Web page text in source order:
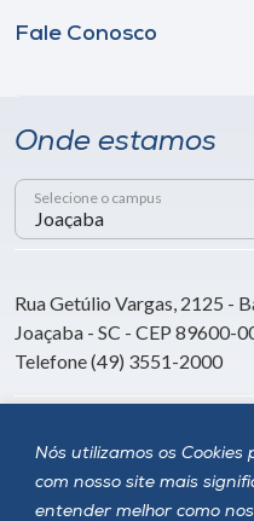
Nós utilizamos os
com nosso site mais
entender melhor como
Fale Conosco
Onde estamos
Selecione o campus
Rua Getúlio Vargas, 2125 -
Joaçaba - SC - CEP 89600-
Telefone (49) 3551-2000
Siga a Unoesc